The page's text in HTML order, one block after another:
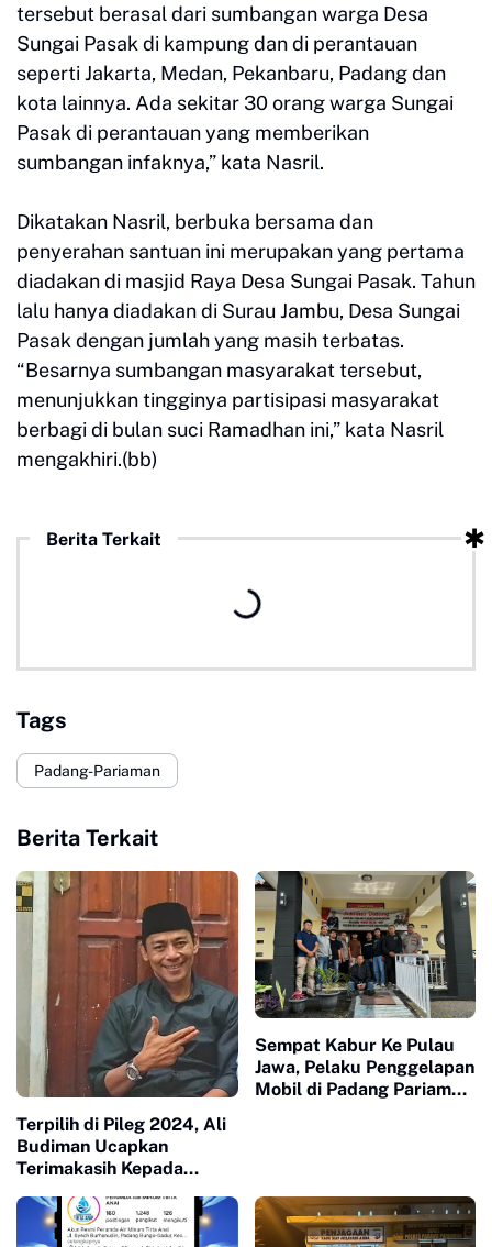
tersebut berasal dari sumbangan warga Desa
Sungai Pasak di kampung dan di perantauan
seperti Jakarta, Medan, Pekanbaru, Padang dan
kota lainnya. Ada sekitar 30 orang warga Sungai
Pasak di perantauan yang memberikan
sumbangan infaknya,” kata Nasril.
Dikatakan Nasril, berbuka bersama dan
penyerahan santuan ini merupakan yang pertama
diadakan di masjid Raya Desa Sungai Pasak. Tahun
lalu hanya diadakan di Surau Jambu, Desa Sungai
Pasak dengan jumlah yang masih terbatas.
“Besarnya sumbangan masyarakat tersebut,
menunjukkan tingginya partisipasi masyarakat
berbagi di bulan suci Ramadhan ini,” kata Nasril
mengakhiri.(bb)
Berita Terkait
Tags
Padang-Pariaman
Berita Terkait
Terpilih di Pileg 2024, Ali
Budiman Ucapkan
Terimakasih Kepada
Pariaman
Sempat Kabur Ke Pulau
Jawa, Pelaku Penggelapan
Mobil di Padang Pariaman